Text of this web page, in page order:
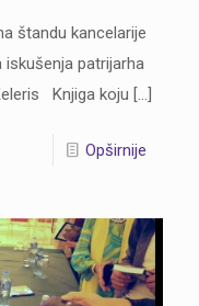
štandu kancelarije
iskušenja patrijarha
Knjiga koju […]
Opširnije